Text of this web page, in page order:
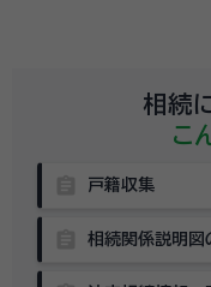
相続
こ
戸籍収集
相続関係説明図